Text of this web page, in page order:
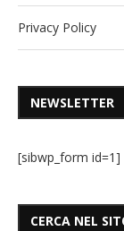
Privacy Policy
NEWSLETTER
[sibwp_form id=1]
CERCA NEL